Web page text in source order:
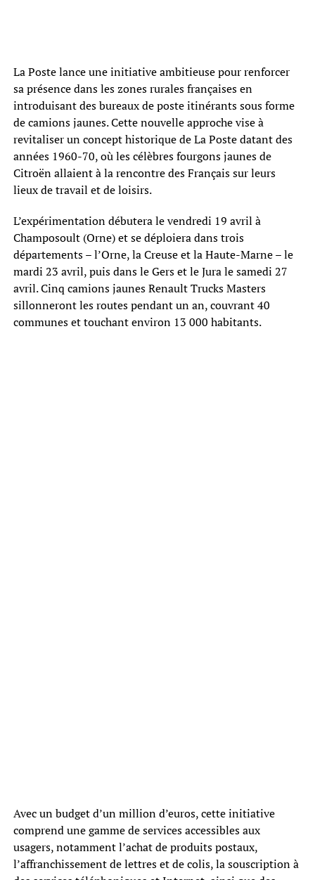
La Poste lance une initiative ambitieuse pour renforcer
sa présence dans les zones rurales françaises en
introduisant des bureaux de poste itinérants sous forme
de camions jaunes. Cette nouvelle approche vise à
revitaliser un concept historique de La Poste datant des
années 1960-70, où les célèbres fourgons jaunes de
Citroën allaient à la rencontre des Français sur leurs
lieux de travail et de loisirs.
L’expérimentation débutera le vendredi 19 avril à
Champosoult (Orne) et se déploiera dans trois
départements – l’Orne, la Creuse et la Haute-Marne – le
mardi 23 avril, puis dans le Gers et le Jura le samedi 27
avril. Cinq camions jaunes Renault Trucks Masters
sillonneront les routes pendant un an, couvrant 40
communes et touchant environ 13 000 habitants.
Avec un budget d’un million d’euros, cette initiative
comprend une gamme de services accessibles aux
usagers, notamment l’achat de produits postaux,
l’affranchissement de lettres et de colis, la souscription à